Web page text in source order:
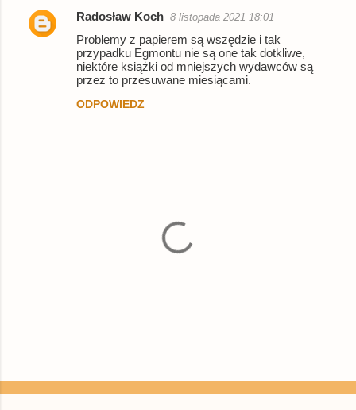
Radosław Koch 8 listopada 2021 18:01
Problemy z papierem są wszędzie i tak
przypadku Egmontu nie są one tak dotkliwe,
niektóre książki od mniejszych wydawców są
przez to przesuwane miesiącami.
ODPOWIEDZ